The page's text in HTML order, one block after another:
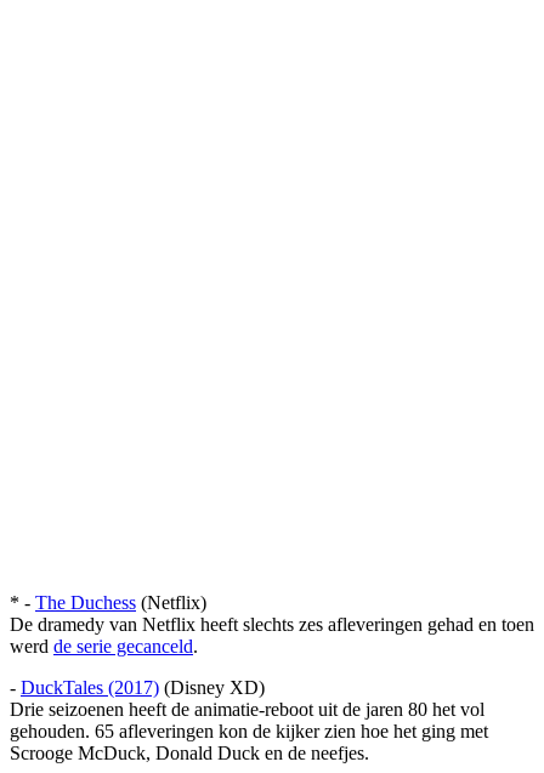
* - The Duchess (Netflix)
De dramedy van Netflix heeft slechts zes afleveringen gehad en toen
werd de serie gecanceld.
- DuckTales (2017) (Disney XD)
Drie seizoenen heeft de animatie-reboot uit de jaren 80 het vol
gehouden. 65 afleveringen kon de kijker zien hoe het ging met
Scrooge McDuck, Donald Duck en de neefjes.